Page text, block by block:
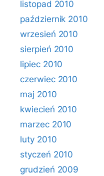
listopad 2010
październik 2010
wrzesień 2010
sierpień 2010
lipiec 2010
czerwiec 2010
maj 2010
kwiecień 2010
marzec 2010
luty 2010
styczeń 2010
grudzień 2009